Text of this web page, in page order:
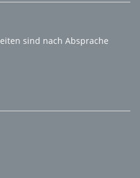
sind nach Absprache